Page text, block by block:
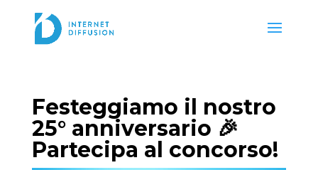
Festeggiamo il nostro
25° anniversario 🎉
Partecipa al concorso!